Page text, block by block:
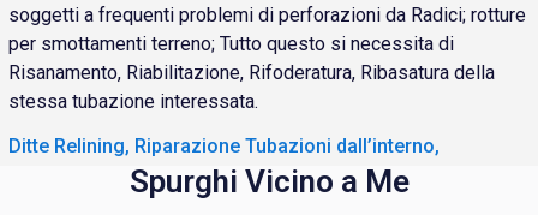
soggetti a frequenti problemi di perforazioni da Radici; rotture
per smottamenti terreno; Tutto questo si necessita di
Risanamento, Riabilitazione, Rifoderatura, Ribasatura della
stessa tubazione interessata.
Ditte Relining, Riparazione Tubazioni dall’interno,
Spurghi Vicino a Me